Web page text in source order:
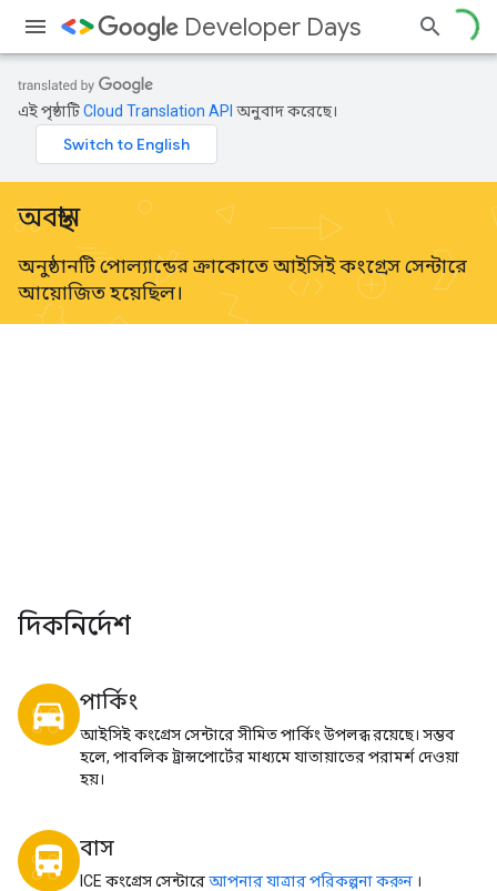
Developer Days
এই পৃষ্ঠাটিCloud Translation API অনুবাদ করেছে।
অবস্থান
অনুষ্ঠানটি পোল্যান্ডের ক্রাকোতে আইসিই কংগ্রেস সেন্টারে
আয়োজিত হয়েছিল।
দিকনির্দেশ
directions_car পার্কিং
আইসিই কংগ্রেস সেন্টারে সীমিত পার্কিং উপলব্ধ রয়েছে। সম্ভব
হলে, পাবলিক ট্রান্সপোর্টের মাধ্যমে যাতায়াতের পরামর্শ দেওয়া
হয়।
directions_bus বাস
ICE কংগ্রেস সেন্টারেআপনার যাত্রার পরিকল্পনা করুন ।